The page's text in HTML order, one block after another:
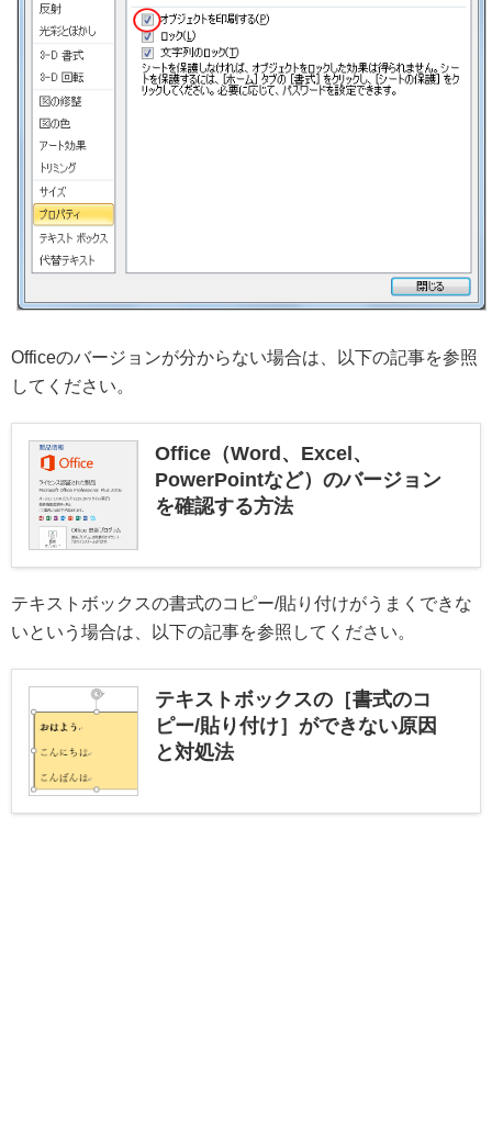
Officeのバージョンが分からない場合は、以下の記事を参照
してください。
Office（Word、Excel、
PowerPointなど）のバージョン
を確認する方法
テキストボックスの書式のコピー/貼り付けがうまくできな
いという場合は、以下の記事を参照してください。
テキストボックスの［書式のコ
ピー/貼り付け］ができない原因
と対処法